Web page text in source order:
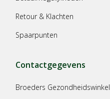
Retour & Klachten
Spaarpunten
Contactgegevens
Broeders Gezondheidswinkel